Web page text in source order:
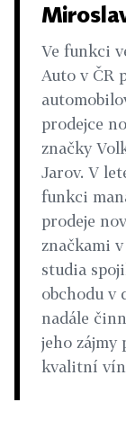
Ve funkci
Auto v ČR
prodejce
značky
Jarov. V
funkci
prodeje
značkami
studia
obchodu v
nadále
jeho
kvalitní